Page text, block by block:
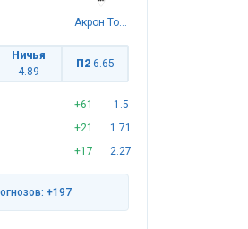
Акрон Тольятти
Ничья
4.89
П2 6.65
+61
1.5
+21
1.71
+17 2.27
+197